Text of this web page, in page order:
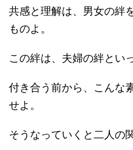
共感と理解は、男女の絆
ものよ。
この絆は、夫婦の絆とい
付き合う前から、こんな
せよ。
そうなっていくと二人の